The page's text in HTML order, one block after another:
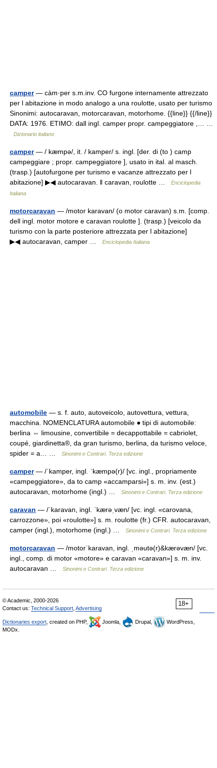
camper— càm·per s.m.inv. CO furgone internamente attrezzato
per l abitazione in modo analogo a una roulotte, usato per turismo
Sinonimi: autocaravan, motorcaravan, motorhome. {{line}} {{/line}}
DATA: 1976. ETIMO: dall ingl. camper propr. campeggiatore ,… …
Dizionario italiano
camper— / kæmpə/, it. / kamper/ s. ingl. [der. di (to ) camp
campeggiare ; propr. campeggiatore ], usato in ital. al masch.
(trasp.) [autofurgone per turismo e vacanze attrezzato per l
abitazione] ▶◀ autocaravan. ‖ caravan, roulotte …
Enciclopedia
Italiana
motorcaravan — /motor karavan/ (o motor caravan) s.m. [comp.
dell ingl. motor motore e caravan roulotte ]. (trasp.) [veicolo da
turismo con la parte posteriore attrezzata per l abitazione]
▶◀ autocaravan, camper …
Enciclopedia Italiana
automobile — s. f. auto, autoveicolo, autovettura, vettura,
macchina. NOMENCLATURA automobile ● tipi di automobile:
berlina ⇔ limousine, convertibile = decappottabile = cabriolet,
coupé, giardinetta®, da gran turismo, berlina, da turismo veloce,
spider = a… …
Sinonimi e Contrari. Terza edizione
camper— /ˈkamper, ingl. ˈkæmpə(r)/ [vc. ingl., propriamente
«campeggiatore», da to camp «accamparsi»] s. m. inv. (est.)
autocaravan, motorhome (ingl.) …
Sinonimi e Contrari. Terza edizione
caravan — /ˈkaravan, ingl. ˈkærəˌvæn/ [vc. ingl. «carovana,
carrozzone», poi «roulotte»] s. m. roulotte (fr.) CFR. autocaravan,
camper (ingl.), motorhome (ingl.) …
Sinonimi e Contrari. Terza edizione
motorcaravan — /motorˈkaravan, ingl. ˌməutə(r)&kærəvæn/ [vc.
ingl., comp. di motor «motore» e caravan «caravan»] s. m. inv.
autocaravan …
Sinonimi e Contrari. Terza edizione
18+
© Academic, 2000-2026
Contact us: Technical Support Advertising
Dictionaries export , created on PHP, Joomla, Drupal,
WordPress,
MODx.